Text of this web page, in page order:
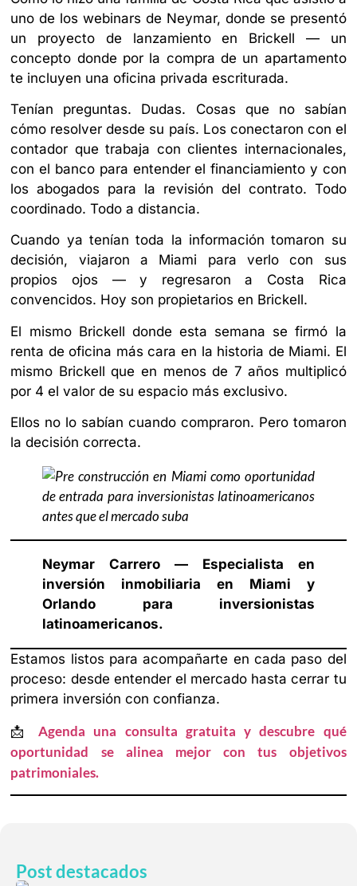
uno de los webinars de Neymar, donde se presentó
un proyecto de lanzamiento en Brickell — un
concepto donde por la compra de un apartamento
te incluyen una oficina privada escriturada.
Tenían preguntas. Dudas. Cosas que no sabían
cómo resolver desde su país. Los conectaron con el
contador que trabaja con clientes internacionales,
con el banco para entender el financiamiento y con
los abogados para la revisión del contrato. Todo
coordinado. Todo a distancia.
Cuando ya tenían toda la información tomaron su
decisión, viajaron a Miami para verlo con sus
propios ojos — y regresaron a Costa Rica
convencidos. Hoy son propietarios en Brickell.
El mismo Brickell donde esta semana se firmó la
renta de oficina más cara en la historia de Miami. El
mismo Brickell que en menos de 7 años multiplicó
por 4 el valor de su espacio más exclusivo.
Ellos no lo sabían cuando compraron. Pero tomaron
la decisión correcta.
Neymar Carrero — Especialista en
inversión inmobiliaria en Miami y
Orlando para inversionistas
latinoamericanos.
Estamos listos para acompañarte en cada paso del
proceso: desde entender el mercado hasta cerrar tu
primera inversión con confianza.
📩
Agenda una consulta gratuita y descubre qué
oportunidad se alinea mejor con tus objetivos
patrimoniales.
Post destacados